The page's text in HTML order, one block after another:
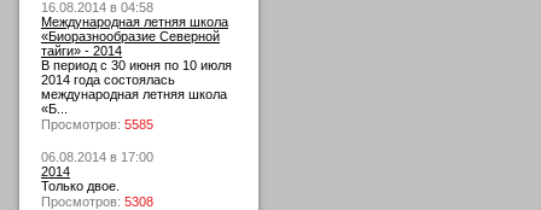
16.08.2014 в 04:58
Международная летняя школа
«Биоразнообразие Северной
тайги» - 2014
В период с 30 июня по 10 июля
2014 года состоялась
международная летняя школа
«Б...
Просмотров: 5585
06.08.2014 в 17:00
2014
Только двое.
Просмотров: 5308